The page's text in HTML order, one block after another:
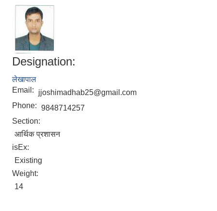
Designation:
लेखापाल
Email:
jjoshimadhab25@gmail.com
Phone: 9848714257
Section:
आर्थिक प्रशासन
isEx:
Existing
Weight:
14